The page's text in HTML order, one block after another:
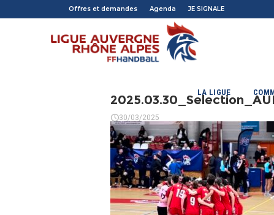
Offres et demandes Agenda JE SIGNALE
LA LIGUE
30/03/2025